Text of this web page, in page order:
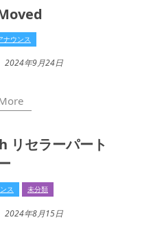
ナウンス
2024年9月24日
セラーパート
ス 未分類
2024年8月15日